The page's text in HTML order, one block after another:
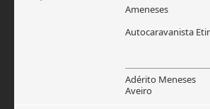
Ameneses
Autocaravanista
Adérito Meneses
Aveiro